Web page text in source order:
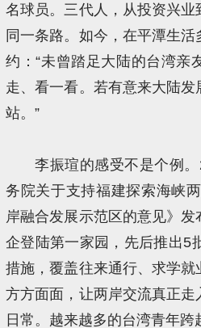
名球员。三代人，从投资兴
同一条路。如今，在平潭生
约：“未曾踏足大陆的台湾亲
走、看一看。若有意来大陆
站。”
李振瑄的感受不是个例
务院关于支持福建探索海峡
岸融合发展示范区的意见》
企登陆第一家园，先后推出5
措施，覆盖往来通行、求学
方方面面，让两岸交流真正
日常。越来越多的台湾青年跨